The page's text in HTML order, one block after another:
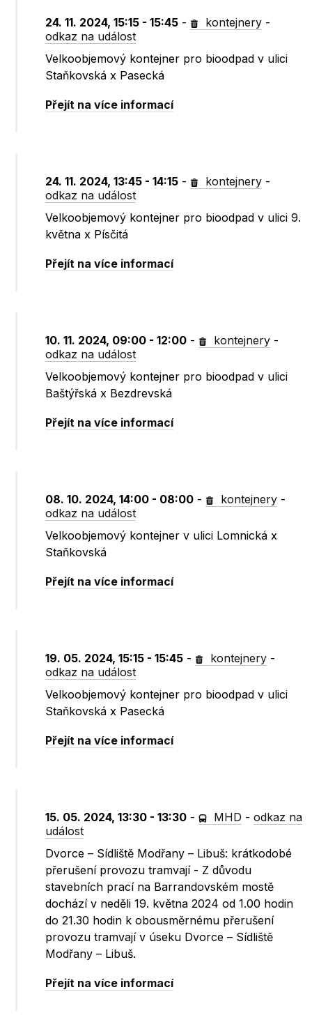
24. 11. 2024, 15:15 - 15:45 - kontejnery -
odkaz na událost
Velkoobjemový kontejner pro bioodpad v ulici
Staňkovská x Pasecká
Přejít na více informací
24. 11. 2024, 13:45 - 14:15 - kontejnery -
odkaz na událost
Velkoobjemový kontejner pro bioodpad v ulici 9.
května x Písčitá
Přejít na více informací
10. 11. 2024, 09:00 - 12:00 - kontejnery -
odkaz na událost
Velkoobjemový kontejner pro bioodpad v ulici
Baštýřská x Bezdrevská
Přejít na více informací
08. 10. 2024, 14:00 - 08:00 - kontejnery -
odkaz na událost
Velkoobjemový kontejner v ulici Lomnická x
Staňkovská
Přejít na více informací
19. 05. 2024, 15:15 - 15:45 - kontejnery -
odkaz na událost
Velkoobjemový kontejner pro bioodpad v ulici
Staňkovská x Pasecká
Přejít na více informací
15. 05. 2024, 13:30 - 13:30 - MHD -odkaz na
událost
Dvorce – Sídliště Modřany – Libuš: krátkodobé
přerušení provozu tramvají - Z důvodu
stavebních prací na Barrandovském mostě
dochází v neděli 19. května 2024 od 1.00 hodin
do 21.30 hodin k obousměrnému přerušení
provozu tramvají v úseku Dvorce – Sídliště
Modřany – Libuš.
Přejít na více informací